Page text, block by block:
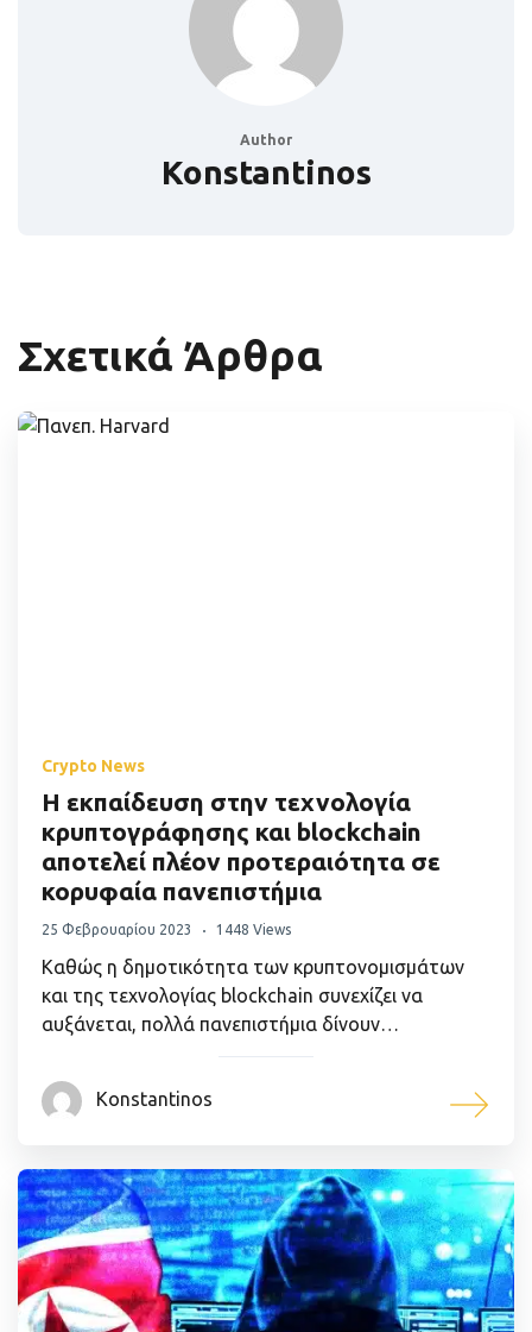
Author
Konstantinos
Σχετικά Άρθρα
Crypto News
Η εκπαίδευση στην τεχνολογία
κρυπτογράφησης και blockchain
αποτελεί πλέον προτεραιότητα σε
κορυφαία πανεπιστήμια
25 Φεβρουαρίου 2023 1448 Views
Καθώς η δημοτικότητα των κρυπτονομισμάτων
και της τεχνολογίας blockchain συνεχίζει να
αυξάνεται, πολλά πανεπιστήμια δίνουν…
Konstantinos